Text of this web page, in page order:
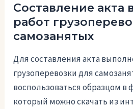
Составление
работ
самозанятых
Для составления акта
грузоперевозки для
воспользоваться образцом в
который можно скачать из